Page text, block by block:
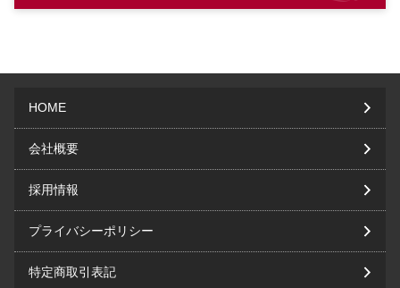
HOME
会社概要
採用情報
プライバシーポリシー
特定商取引表記